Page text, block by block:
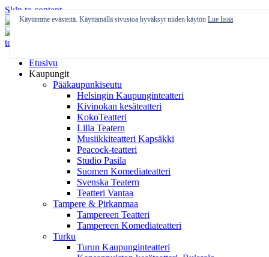
Skip to content
Etusivu
Kaupungit
Pääkaupunkiseutu
Helsingin Kaupunginteatteri
Kivinokan kesäteatteri
KokoTeatteri
Lilla Teatern
Musiikkiteatteri Kapsäkki
Peacock-teatteri
Studio Pasila
Suomen Komediateatteri
Svenska Teatern
Teatteri Vantaa
Tampere & Pirkanmaa
Tampereen Teatteri
Tampereen Komediateatteri
Turku
Turun Kaupunginteatteri
Käytämme evästeitä. Käyttämällä sivustoa hyväksyt niiden käytön Lue lisää